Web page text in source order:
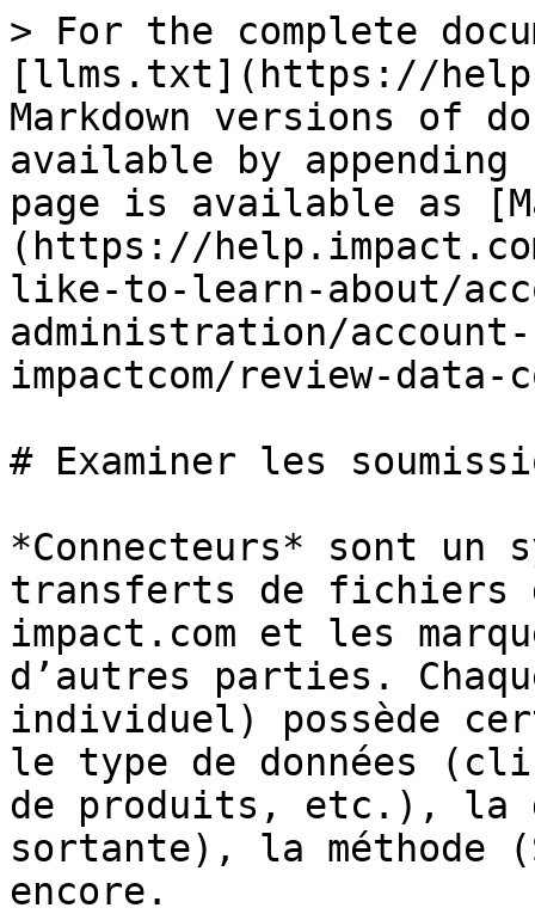
> For the complete
[llms.txt](https://
Markdown versions of
available by
page is available as
(https://
like-to-learn-about/
administration/
impactcom/review-data-
# Examiner les
*Connecteurs* sont un
transferts de fichiers
impact.com et les
d’autres parties.
individuel) possède
le type de données
de produits, etc.), la
sortante), la méthode
encore.